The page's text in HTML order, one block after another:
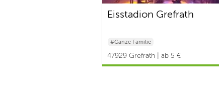
Eisstadion Grefrath
#Ganze Familie
47929 Grefrath | ab 5 €